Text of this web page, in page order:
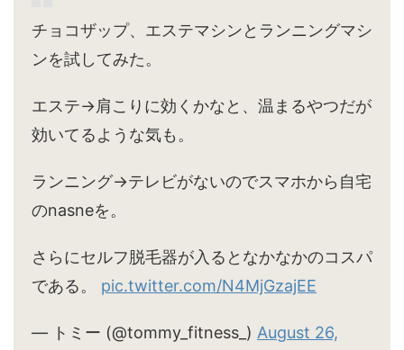
チョコザップ、エステマシンとランニングマシ
ンを試してみた。
エステ→肩こりに効くかなと、温まるやつだが
効いてるような気も。
ランニング→テレビがないのでスマホから自宅
のnasneを。
さらにセルフ脱毛器が入るとなかなかのコスパ
である。 pic.twitter.com/N4MjGzajEE
— トミー (@tommy_fitness_) August 26,